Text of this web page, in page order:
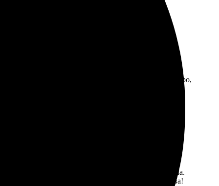
оформления прост и удобен. Доставили быстро,
выбрала дизайн, загрузила фото, оформила.
понравилось, обязательно буду заказывать снова!